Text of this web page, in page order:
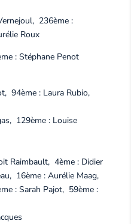
236ème :
Roux
: Stéphane Penot
94ème : Laura Rubio,
129ème : Louise
Raimbault, 4ème : Didier
16ème : Aurélie Maag,
: Sarah Pajot, 59ème :